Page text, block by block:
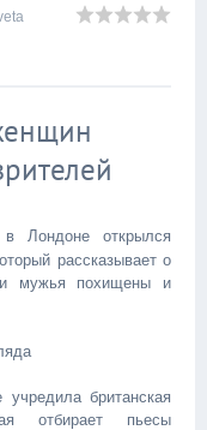
в Лондоне открылся
рассказывает о
мужья похищены и
британская
отбирает пьесы